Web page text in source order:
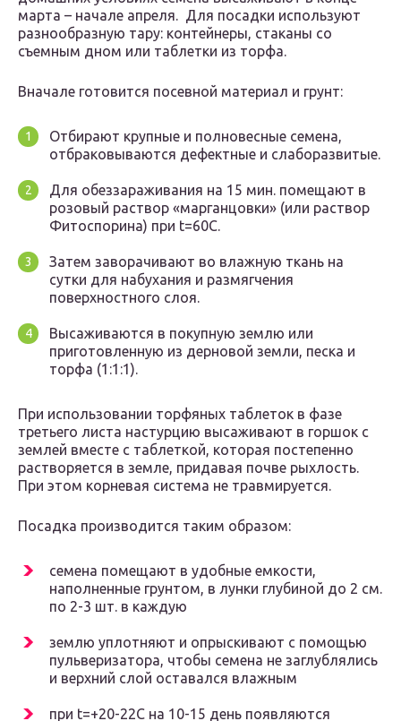
марта – начале апреля. Для посадки используют
разнообразную тару: контейнеры, стаканы со
съемным дном или таблетки из торфа.
Вначале готовится посевной материал и грунт:
Отбирают крупные и полновесные семена,
отбраковываются дефектные и слаборазвитые.
Для обеззараживания на 15 мин. помещают в
розовый раствор «марганцовки» (или раствор
Фитоспорина) при t=60С.
Затем заворачивают во влажную ткань на
сутки для набухания и размягчения
поверхностного слоя.
Высаживаются в покупную землю или
приготовленную из дерновой земли, песка и
торфа (1:1:1).
При использовании торфяных таблеток в фазе
третьего листа настурцию высаживают в горшок с
землей вместе с таблеткой, которая постепенно
растворяется в земле, придавая почве рыхлость.
При этом корневая система не травмируется.
Посадка производится таким образом:
семена помещают в удобные емкости,
наполненные грунтом, в лунки глубиной до 2 см.
по 2-3 шт. в каждую
землю уплотняют и опрыскивают с помощью
пульверизатора, чтобы семена не заглублялись
и верхний слой оставался влажным
при t=+20-22С на 10-15 день появляются